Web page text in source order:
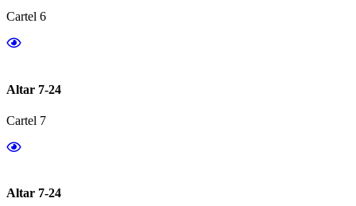
Cartel 6
Altar 7-24
Cartel 7
Altar 7-24